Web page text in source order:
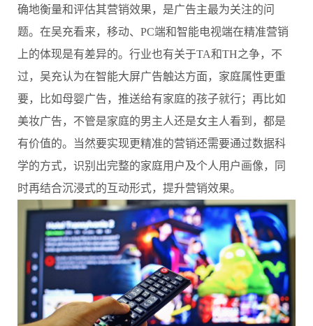
确地衡量和评估其营销效果，是广告主最为关注的问
题。在吴充看来，移动、PC端和智能电视端在精准营销
上的体现是有差异的。行业也有关于TA和TH之争，不
过，吴充认为在智能大屏广告触达方面，家庭属性更重
要，比如母婴广告，推送给有家庭的孩子就行；再比如
美妆广告，不管是家庭的男主人还是女主人看到，都是
有价值的。当然要实现更精准的营销还需要通过数据科
学的方式，识别出完整的家庭用户及个人用户画像，同
时再结合沉浸式的互动形式，提升营销效果。